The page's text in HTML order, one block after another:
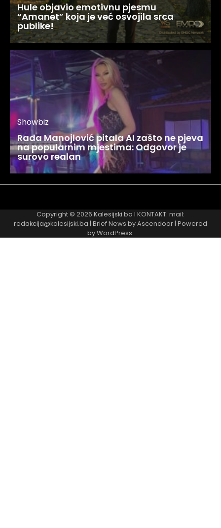
Hule objavio emotivnu pjesmu
“Amanet” koja je već osvojila srca
publike!
Showbiz
Rada Manojlović pitala AI zašto ne pjeva
na popularnim mjestima: Odgovor je
surovo realan
Copyright © 2026 Kalesijski.ba I KONTAKT: mail:
redakcija@kalesijski.ba | Brief News byAscendoor| Powered
byWordPress.